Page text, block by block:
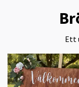
Ett